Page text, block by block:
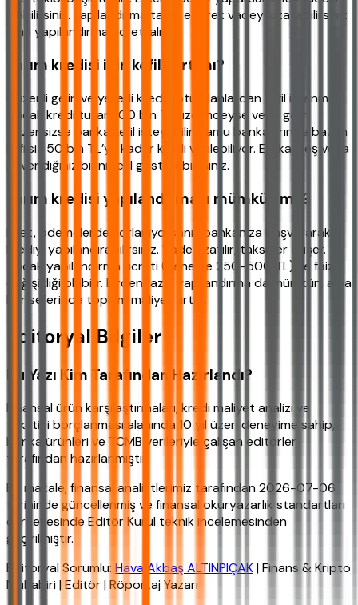
alabilirsiniz. Yapılandırma talep ederek vadeyi uzatabilirsiniz
ama yapılandırma ücreti alınır.
Tarım kredisi için kefil şart mı?
Düzenli geliri ve yeterli kredi notu olanlardan kefil istenmez.
Ancak kredi tutarı 100 bin TL üzerindeyse veya gelir
düzensizse banka kefil isteyebilir. Kamu bankalarında bazen
kefilsiz 50 bin TL’ye kadar kredi verilebiliyor. Eş, kardeş veya
güvendiğiniz birini kefil gösterebilirsiniz.
Tarım kredisi yapılandırması mümkün mü?
Evet, ödemelerde zorlanıyorsanız bankanıza başvurarak
krediyi yapılandırabilirsiniz. Vade uzatılır, taksitler düşer.
Ancak yapılandırma ücreti (genelde 250-500 TL) ve faiz
değişikliği olabilir. Birden fazla yapılandırma da mümkün, ama
her seferinde toplam maliyet artar.
Editoryal Bilgiler
Bu Yazı Kim Tarafından Hazırlandı?
Finansal ürün karşılaştırmaları, kredi maliyet analizi ve
tüketici borçlanması alanında 10 yıl üzeri deneyime sahip,
banka ürünleri ve TCMB verileriyle çalışan editörler
tarafından hazırlanmıştır.
Bu makale, finansal analistlerimiz tarafından 2026-07-06
tarihinde güncellenmiş ve finansal okuryazarlık standartları
çerçevesinde Editör Kurul teknik incelemesinden
geçirilmiştir.
Editoryal Sorumlu: Hava Akbaş ALTINPIÇAK| Finans & Kripto
Muhabiri | Editör | Röportaj Yazarı